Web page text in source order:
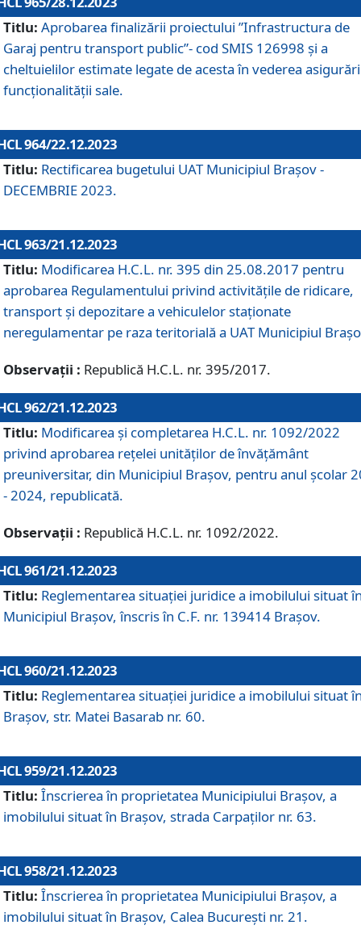
Titlu: Aprobarea finalizării proiectului ”Infrastructura de
Garaj pentru transport public”- cod SMIS 126998 și a
cheltuielilor estimate legate de acesta în vederea
funcționalității sale.
964/22.12.2023
Titlu: Rectificarea bugetului UAT Municipiul Braşov -
DECEMBRIE 2023.
963/21.12.2023
Titlu: Modificarea H.C.L. nr. 395 din 25.08.2017 pentru
aprobarea Regulamentului privind activitățile de ridicare,
transport şi depozitare a vehiculelor staționate
neregulamentar pe raza teritorială a UAT Municipiul
Observații : Republică H.C.L. nr. 395/2017.
962/21.12.2023
Titlu: Modificarea și completarea H.C.L. nr. 1092/2022
privind aprobarea rețelei unităților de învăţământ
preuniversitar, din Municipiul Braşov, pentru anul școlar
- 2024, republicată.
Observații : Republică H.C.L. nr. 1092/2022.
961/21.12.2023
Titlu: Reglementarea situației juridice a imobilului situat
Municipiul Brașov, înscris în C.F. nr. 139414 Brașov.
960/21.12.2023
Titlu: Reglementarea situației juridice a imobilului situat
Brașov, str. Matei Basarab nr. 60.
959/21.12.2023
Titlu: Înscrierea în proprietatea Municipiului Brașov, a
imobilului situat în Brașov, strada Carpaților nr. 63.
958/21.12.2023
Titlu: Înscrierea în proprietatea Municipiului Brașov, a
imobilului situat în Brașov, Calea București nr. 21.